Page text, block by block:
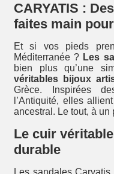
CARYATIS :
faites main
Et si vos pieds
Méditerranée ? Les
bien plus qu’une
véritables bijoux
Grèce. Inspirées
l’Antiquité, elles
ancestral. Le tout, à un
Le cuir
durable